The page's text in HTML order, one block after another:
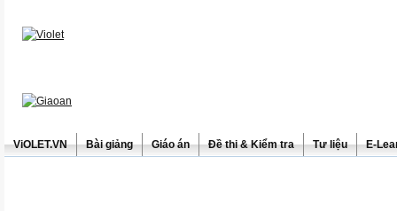
ViOLET.VN Bài giảng Giáo án Đề thi & Kiểm tra Tư liệu E-